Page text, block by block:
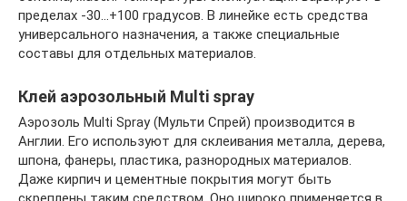
пределах -30…+100 градусов. В линейке есть средства
универсального назначения, а также специальные
составы для отдельных материалов.
Клей аэрозольный Multi spray
Аэрозоль Multi Spray (Мульти Спрей) производится в
Англии. Его используют для склеивания металла, дерева,
шпона, фанеры, пластика, разнородных материалов.
Даже кирпич и цементные покрытия могут быть